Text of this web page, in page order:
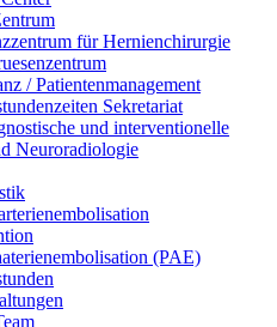
für Hernienchirurgie
/ Patientenmanagement
Sekretariat
und interventionelle
Neuroradiologie
(PAE)